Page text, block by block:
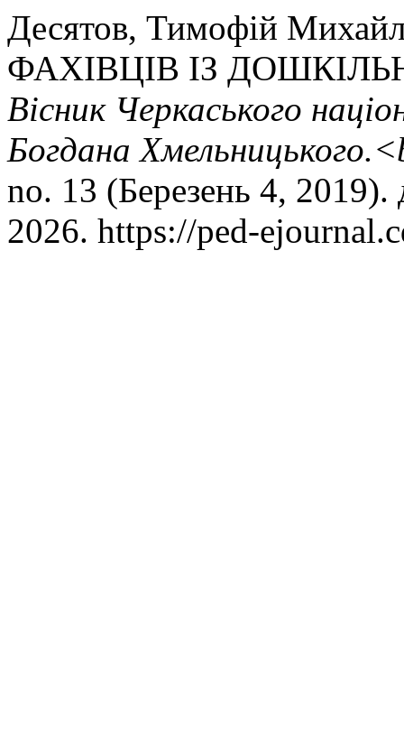
Десятов, Тимофій
ФАХІВЦІВ ІЗ
Вісник Черкаського
Богдана
no. 13 (Березень 4, 2019).
2026. https://ped-